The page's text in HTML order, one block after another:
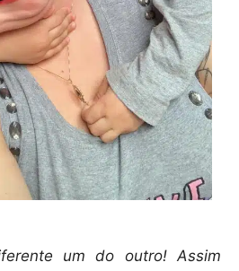
um do outro! Assim